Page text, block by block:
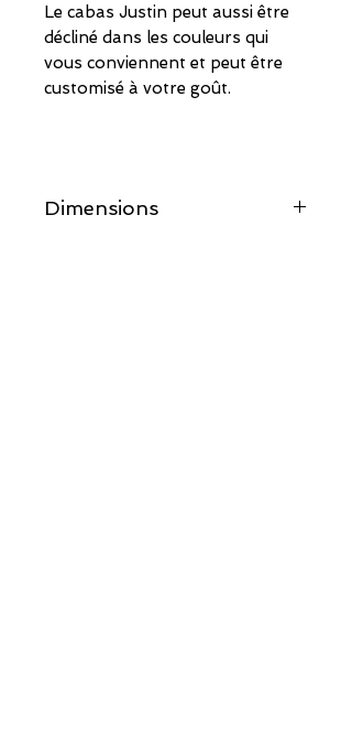
Le cabas Justin peut aussi être
décliné dans les couleurs qui
vous conviennent et peut être
customisé à votre goût.
Dimensions